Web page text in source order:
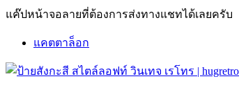
Skip
แค๊ปหน้าจอลายที่ต้องการส่งทางแชทได้เลยครับ
แคตตาล็อก